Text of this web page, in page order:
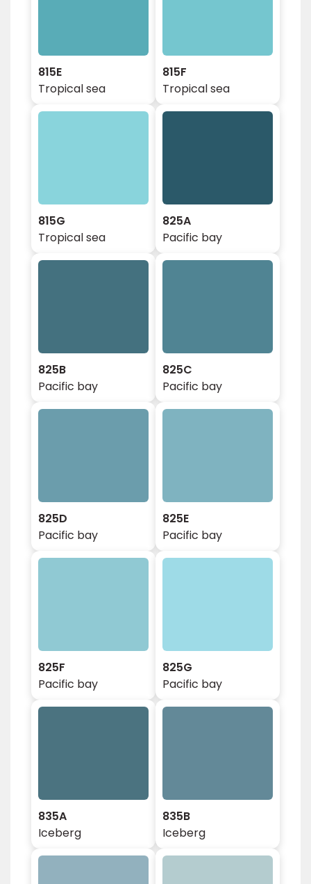
815E
Tropical sea
815F
Tropical sea
815G
Tropical sea
825A
Pacific bay
825B
Pacific bay
825C
Pacific bay
825D
Pacific bay
825E
Pacific bay
825F
Pacific bay
825G
Pacific bay
835A
Iceberg
835B
Iceberg